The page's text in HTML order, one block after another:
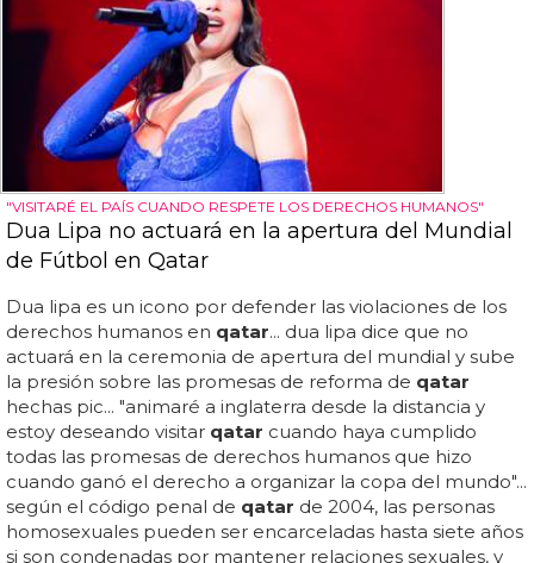
"VISITARÉ EL PAÍS CUANDO RESPETE LOS DERECHOS HUMANOS"
Dua Lipa no actuará en la apertura del Mundial
de Fútbol en Qatar
Dua lipa es un icono por defender las violaciones de los
derechos humanos en qatar... dua lipa dice que no
actuará en la ceremonia de apertura del mundial y sube
la presión sobre las promesas de reforma de qatar
hechas pic... "animaré a inglaterra desde la distancia y
estoy deseando visitar qatar cuando haya cumplido
todas las promesas de derechos humanos que hizo
cuando ganó el derecho a organizar la copa del mundo"...
según el código penal de qatar de 2004, las personas
homosexuales pueden ser encarceladas hasta siete años
si son condenadas por mantener relaciones sexuales, y